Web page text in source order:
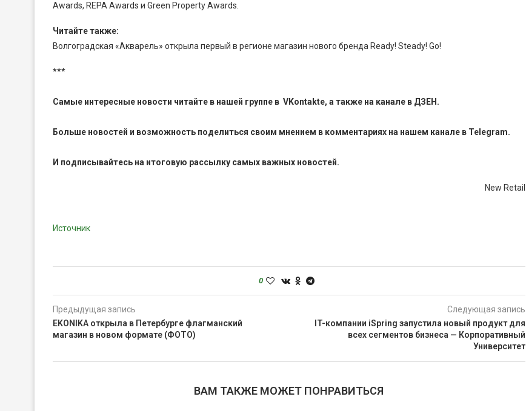
Awards, REPA Awards и Green Property Awards.
Читайте также:
Волгоградская «Акварель» открыла первый в регионе магазин нового бренда Ready! Steady! Go!
***
Самые интересные новости читайте в нашей группе в VKontakte, а также на канале в ДЗЕН .
Больше новостей и возможность поделиться своим мнением в комментариях на нашем канале в Telegram.
И подписывайтесь на итоговую рассылку самых важных новостей.
New Retail
Источник
0
Предыдущая запись
EKONIKA открыла в Петербурге флагманский
магазин в новом формате (ФОТО)
Следующая запись
IT-компании iSpring запустила новый продукт для
всех сегментов бизнеса — Корпоративный
Университет
ВАМ ТАКЖЕ МОЖЕТ ПОНРАВИТЬСЯ